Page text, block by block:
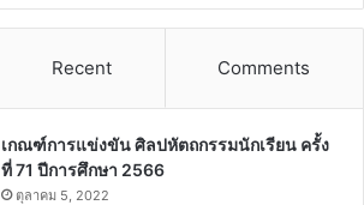
Recent Comments
เกณฑ์การแข่งขัน ศิลปหัตถกรรมนักเรียน ครั้ง
ที่ 71 ปีการศึกษา 2566
ตุลาคม 5, 2022